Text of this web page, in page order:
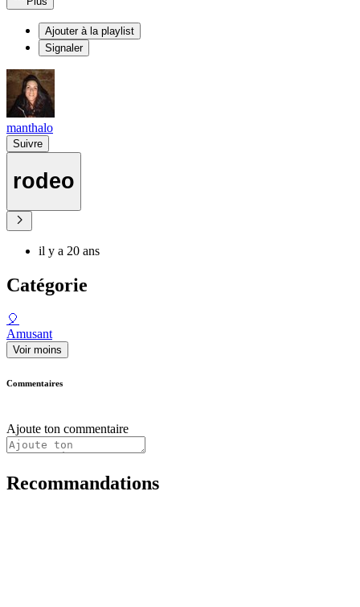
Ajouter à la playlist
Signaler
manthalo
Suivre
rodeo
il y a 20 ans
Catégorie
🎈
Amusant
Voir moins
Commentaires
Ajoute ton commentaire
Recommandations